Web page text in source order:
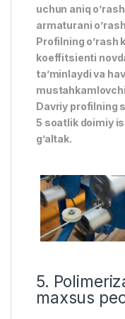
uchun aniq
armaturani
Profilning o’rash
koeffitsienti
ta’minlaydi va
Davriy profilning
5 soatlik doimiy
g’altak.
5.
maxsus